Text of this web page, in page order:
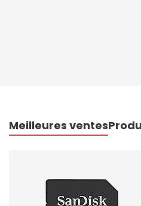
Meilleures ventes